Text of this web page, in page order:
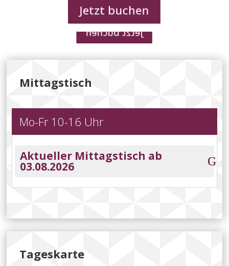
Jetzt buchen
Fleischbällchen), Oliven, Joghurtdips und vieles mehr.
Jetzt buchen
Mittagstisch
Mo-Fr 10-16 Uhr
Aktueller Mittagstisch ab
03.08.2026
Tageskarte